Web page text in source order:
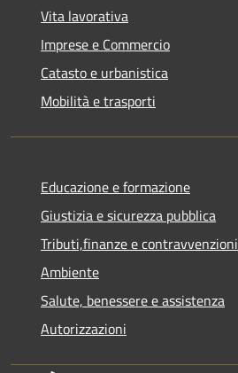
Vita lavorativa
Imprese e Commercio
Catasto e urbanistica
Mobilità e trasporti
Educazione e formazione
Giustizia e sicurezza pubblica
Tributi,finanze e contravvenzioni
Ambiente
Salute, benessere e assistenza
Autorizzazioni